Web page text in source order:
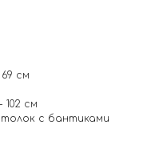
см
см
с бантиками